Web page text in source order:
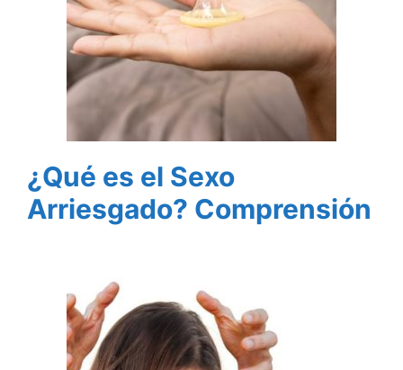
¿Qué es el Sexo
Arriesgado? Comprensión